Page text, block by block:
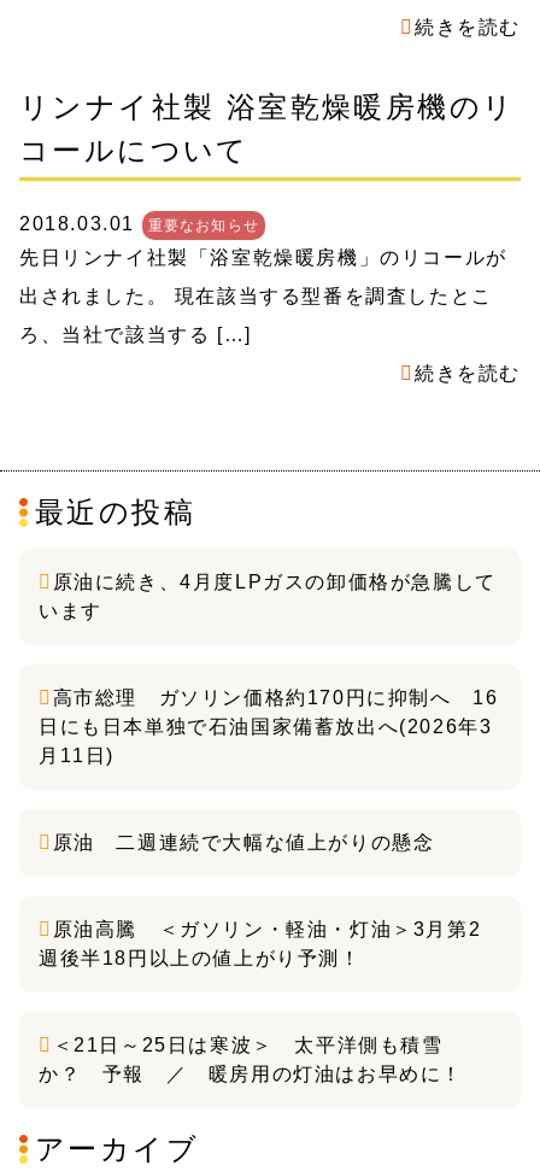
続きを読む
リンナイ社製 浴室乾燥暖房機のリ
コールについて
2018.03.01 重要なお知らせ
先日リンナイ社製「浴室乾燥暖房機」のリコールが
出されました。 現在該当する型番を調査したとこ
ろ、当社で該当する […]
続きを読む
最近の投稿
原油に続き、4月度LPガスの卸価格が急騰して
います
高市総理 ガソリン価格約170円に抑制へ 16
日にも日本単独で石油国家備蓄放出へ(2026年3
月11日)
原油 二週連続で大幅な値上がりの懸念
原油高騰 ＜ガソリン・軽油・灯油＞3月第2
週後半18円以上の値上がり予測！
＜21日～25日は寒波＞ 太平洋側も積雪
か？ 予報 ／ 暖房用の灯油はお早めに！
アーカイブ